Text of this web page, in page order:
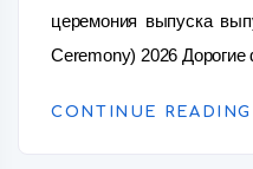
церемония выпуска
Ceremony) 2026
CONTINUE READING